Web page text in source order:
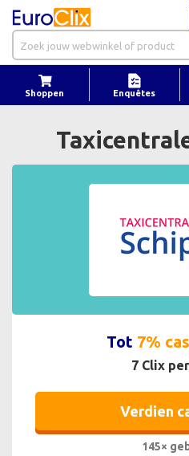
Shoppen Enquêtes
Tot 7%
7 Clix
Verdien
145×